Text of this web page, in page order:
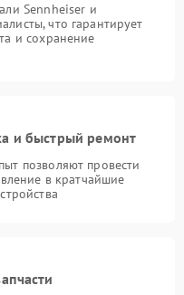
Sennheiser и
что гарантирует
и сохранение
и быстрый ремонт
позволяют провести
в кратчайшие